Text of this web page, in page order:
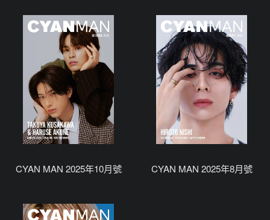
CYAN MAN 2025年10月號 CYAN MAN 2025年8月號